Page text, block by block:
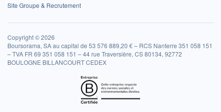
Site Groupe & Recrutement
Copyright © 2026
Boursorama, SA au capital de 53 576 889,20 € – RCS Nanterre 351 058 151
– TVA FR 69 351 058 151 – 44 rue Traversière, CS 80134, 92772
BOULOGNE BILLANCOURT CEDEX